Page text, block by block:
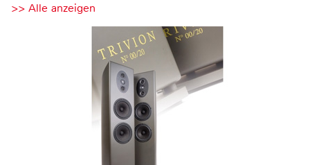
>> Alle anzeigen